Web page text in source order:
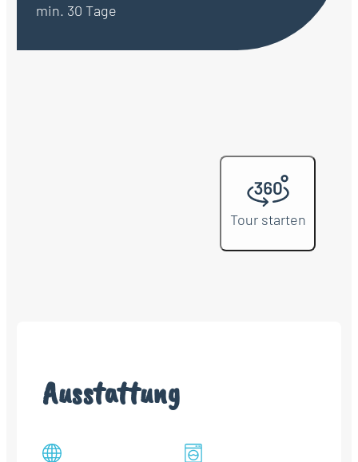
min. 30 Tage
Tour starten
Ausstattung